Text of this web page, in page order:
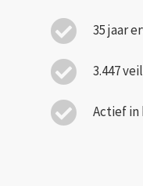
35 jaar
3.447
Actief in